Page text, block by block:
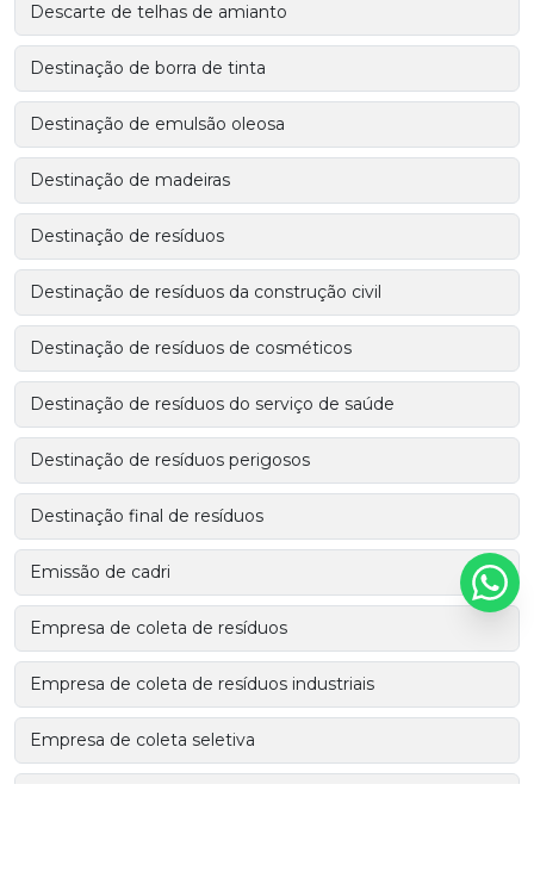
Descarte de telhas de amianto
Destinação de borra de tinta
Destinação de emulsão oleosa
Destinação de madeiras
Destinação de resíduos
Destinação de resíduos da construção civil
Destinação de resíduos de cosméticos
Destinação de resíduos do serviço de saúde
Destinação de resíduos perigosos
Destinação final de resíduos
Emissão de cadri
Empresa de coleta de resíduos
Empresa de coleta de resíduos industriais
Empresa de coleta seletiva